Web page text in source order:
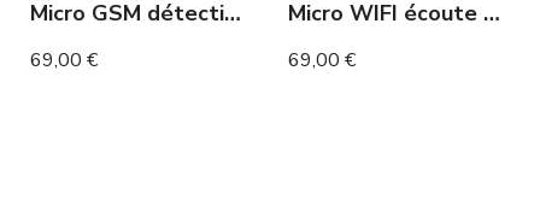
Micro GSM détection de voix et mouvement
69,00 €
Micro WIFI écoute à distance et enregistreur 12 mois
69,00 €